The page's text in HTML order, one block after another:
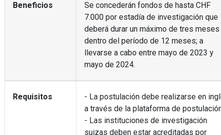
Beneficios
Se concederán fondos de hasta CHF
7.000 por estadía de investigación que
deberá durar un máximo de tres meses
dentro del período de 12 meses; a
llevarse a cabo entre mayo de 2023 y
mayo de 2024.
Requisitos
- La postulación debe realizarse en
a través de la plataforma de
- Las instituciones de investigación
suizas deben estar acreditadas por